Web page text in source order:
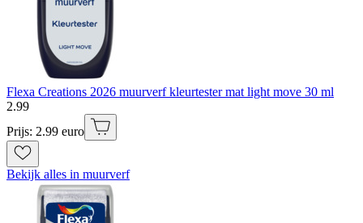
Flexa Creations 2026 muurverf kleurtester mat light move 30 ml
2.99
Prijs: 2.99 euro
Bekijk alles in muurverf